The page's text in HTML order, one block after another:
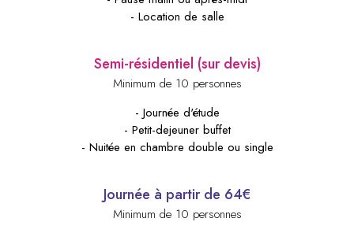
- Location de salle
Semi-résidentiel (sur devis)
Minimum de 10 personnes
- Journée d'étude
- Petit-dejeuner buffet
- Nuitée en chambre double ou single
Journée à partir de 64€
Minimum de 10 personnes